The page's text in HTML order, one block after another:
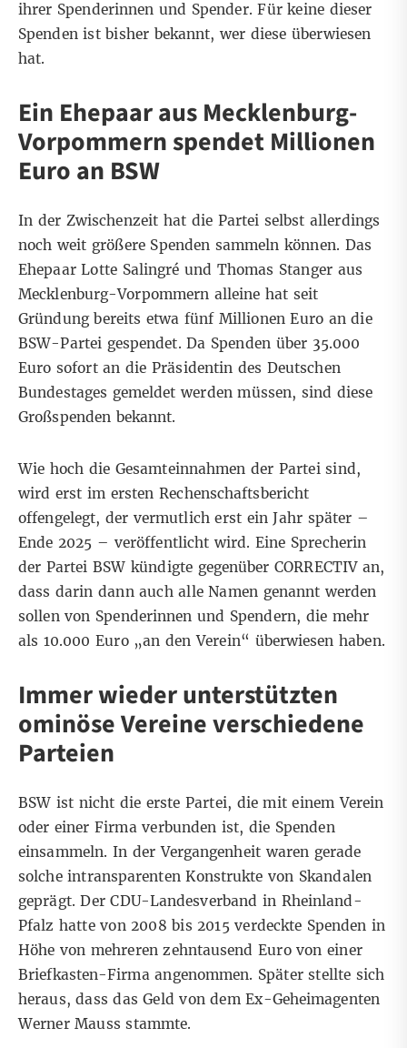
ihrer Spenderinnen und Spender. Für keine dieser
Spenden ist bisher bekannt, wer diese überwiesen
hat.
Ein Ehepaar aus Mecklenburg-
Vorpommern spendet Millionen
Euro an BSW
In der Zwischenzeit hat die Partei selbst allerdings
noch weit größere Spenden sammeln können. Das
Ehepaar​​Lotte Salingré und Thomas Stangeraus
Mecklenburg-Vorpommern alleine hat seit
Gründung bereits etwa fünf Millionen Euro an die
BSW-Partei gespendet. Da Spenden über 35.000
Euro sofort an diePräsidentin des Deutschen
Bundestages gemeldet werden müssen, sind diese
Großspenden bekannt.
Wie hoch die Gesamteinnahmen der Partei sind,
wird erst im ersten Rechenschaftsbericht
offengelegt, der vermutlich erst ein Jahr später –
Ende 2025 – veröffentlicht wird. Eine Sprecherin
der Partei BSW kündigte gegenüber CORRECTIV an,
dass darin dann auch alle Namen genannt werden
sollen von Spenderinnen und Spendern, die mehr
als 10.000 Euro „an den Verein“ überwiesen haben.
Immer wieder unterstützten
ominöse Vereine verschiedene
Parteien
BSW ist nicht die erste Partei, die mit einem Verein
oder einer Firma verbunden ist, die Spenden
einsammeln. In der Vergangenheit waren gerade
solche intransparenten Konstrukte von Skandalen
geprägt. Der CDU-Landesverband in Rheinland-
Pfalz hatte von 2008 bis 2015 verdeckte Spenden in
Höhe von mehreren zehntausend Euro von einer
Briefkasten-Firma angenommen. Später stellte sich
heraus, dass das Geld von dem Ex-Geheimagenten
Werner Mauss stammte.